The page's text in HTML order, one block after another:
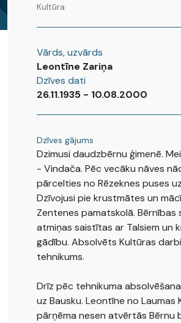
Kultūra
Vārds, uzvārds
Leontīne Zariņa
Dzīves dati
26.11.1935 - 10.08.2000
Dzīves gājums
Dzimusi daudzbērnu ģimenē.
- Vindača. Pēc vecāku nāves
pārcelties no Rēzeknes puses
Dzīvojusi pie krustmātes un
Zentenes pamatskolā. Bērnības
atmiņas saistītas ar Talsiem un
gādību. Absolvēts Kultūras
tehnikums.
Drīz pēc tehnikuma
uz Bausku. Leontīne no Laumas
pārņēma nesen atvērtās Bērnu